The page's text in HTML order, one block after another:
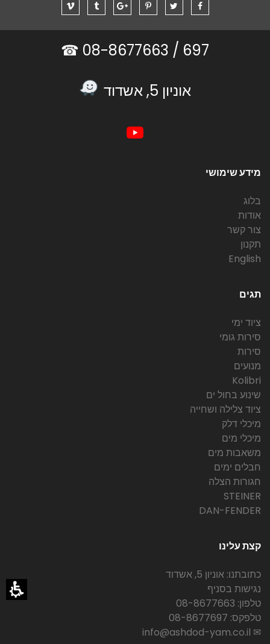
697 /
אוניון 5, אשדוד
מידע שימושי
בלוג
אודות
צור קשר
תקנון
English
תגים
ציוד ימי
סירות גומי
סירות
מנועים
Kolibri
שינוע בחול ים
ציוד צלילה ושחייה
מיכלי דלק
מיכלי מים
משאבות מים
חבלים ימים
חגורות הצלה
STEINER
DAN-FENDER
קצת עלינו
כתובתנו: אוניון 5, אשדוד
נגישות בסניף
טלפון: 08-8677663
טלפקס: 08-8677697
✉ info@ashdod-yam.co.il